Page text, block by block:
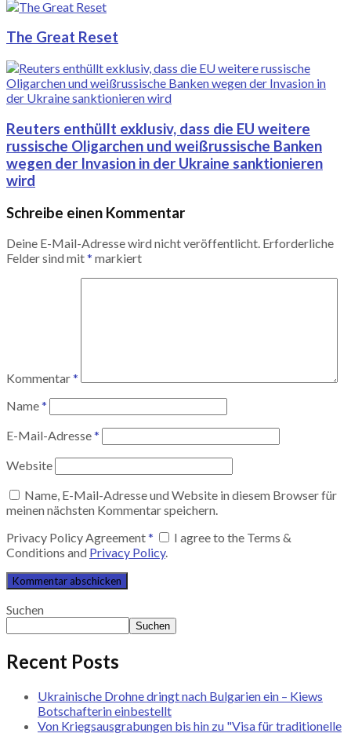
The Great Reset
Reuters enthüllt exklusiv, dass die EU weitere
russische Oligarchen und weißrussische Banken
wegen der Invasion in der Ukraine sanktionieren
wird
Schreibe einen Kommentar
Deine E-Mail-Adresse wird nicht veröffentlicht. Erforderliche
Felder sind mit* markiert
Kommentar*
Name*
E-Mail-Adresse*
Website
Name, E-Mail-Adresse und Website in diesem Browser für
meinen nächsten Kommentar speichern.
Privacy Policy Agreement*
I agree to the Terms &
Conditions and Privacy Policy.
Suchen
Suchen
Recent Posts
Ukrainische Drohne dringt nach Bulgarien ein – Kiews
Botschafterin einbestellt
Von Kriegsausgrabungen bis hin zu "Visa für traditionelle